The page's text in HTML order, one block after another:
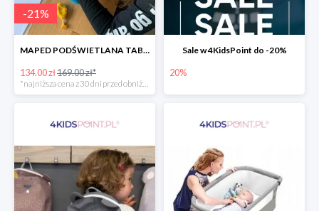
-21%
MAPED PODŚWIETLANA TABLICA DO RYSOWANIA LUMI BOARD CREATIV -21%
134.00 zł169.00 zł*
Sale w 4KidsPoint do -20%
20%